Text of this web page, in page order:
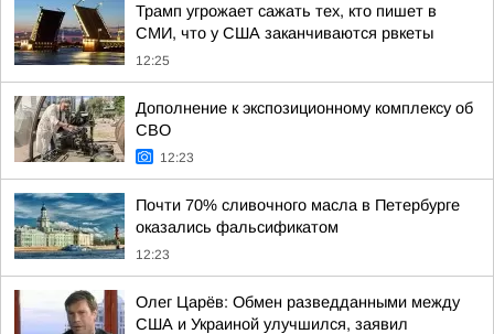
Трамп угрожает сажать тех, кто пишет в
СМИ, что у США заканчиваются рвкеты
12:25
Дополнение к экспозиционному комплексу об
СВО
12:23
Почти 70% сливочного масла в Петербурге
оказались фальсификатом
12:23
Олег Царёв: Обмен разведданными между
США и Украиной улучшился, заявил